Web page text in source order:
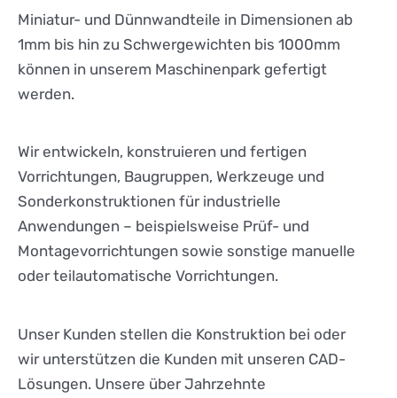
Miniatur- und Dünnwandteile in Dimensionen ab
1mm bis hin zu Schwergewichten bis 1000mm
können in unserem Maschinenpark gefertigt
werden.
Wir entwickeln, konstruieren und fertigen
Vorrichtungen, Baugruppen, Werkzeuge und
Sonderkonstruktionen für industrielle
Anwendungen – beispielsweise Prüf- und
Montagevorrichtungen sowie sonstige manuelle
oder teilautomatische Vorrichtungen.
Unser Kunden stellen die Konstruktion bei oder
wir unterstützen die Kunden mit unseren CAD-
Lösungen. Unsere über Jahrzehnte